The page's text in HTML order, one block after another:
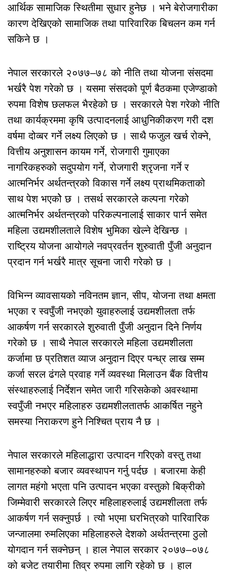
आर्थिक सामाजिक स्थितीमा सुधार हुनेछ । भने बेरोजगारीका
कारण देखिएको सामाजिक तथा पारिवारिक बिचलन कम गर्न
सकिने छ ।
नेपाल सरकारले २०७७–७८ को नीति तथा योजना संसदमा
भर्खरै पेश गरेको छ । यसमा संसदको पूर्ण बैठकमा एजेण्डाको
रुपमा विशेष छलफल भैरहेको छ । सरकारले पेश गरेको नीति
तथा कार्यक्रममा कृषि उत्पादनलाई आधुनिकीकरण गरी दश
वर्षमा दोव्बर गर्ने लक्ष्य लिएको छ । साथै फजुल खर्च रोक्ने,
वित्तीय अनुशासन कायम गर्ने, रोजगारी गुमाएका
नागरिकहरुको सदुपयोग गर्ने, रोजगारी श्रृजना गर्ने र
आत्मनिर्भर अर्थतन्त्रको विकास गर्ने लक्ष्य प्राथमिकताको
साथ पेश भएकोे छ । तसर्थ सरकारले कल्पना गरेको
आत्मनिर्भर अर्थतन्त्रको परिकल्पनालाई साकार पार्न समेत
महिला उद्यमशीलताले विशेष भुमिका खेल्ने देखिन्छ ।
राष्ट्रिय योजना आयोगले नवप्रवर्तन शुरुवाती पुँजी अनुदान
प्रदान गर्न भर्खरै मात्र सूचना जारी गरेको छ ।
विभिन्न व्यावसायको नविनतम ज्ञान, सीप, योजना तथा क्षमता
भएका र स्वपुँजी नभएको युवाहरुलाई उद्यमशीलता तर्फ
आकर्षण गर्न सरकारले शुरुवाती पुँजी अनुदान दिने निर्णय
गरेको छ । साथै नेपाल सरकारले महिला उद्यमशीलता
कर्जामा छ प्रतिशत व्याज अनुदान दिएर पन्ध्र लाख सम्म
कर्जा सरल ढंगले प्रवाह गर्ने व्यवस्था मिलाउन बैंक वित्तीय
संस्थाहरुलाई निर्देशन समेत जारी गरिसकेको अवस्थामा
स्वपुँजी नभएर महिलाहरु उद्यमशीलतातर्फ आकर्षित नहुने
समस्या निराकरण हुने निश्चित प्राय नै छ ।
नेपाल सरकारले महिलाद्धारा उत्पादन गरिएको वस्तु तथा
सामानहरुको बजार व्यवस्थापन गर्नु पर्दछ । बजारमा केही
लागत महंगो भएता पनि उत्पादन भएका वस्तुको बिक्रीको
जिम्मेवारी सरकारले लिएर महिलाहरुलाई उद्यमशीलता तर्फ
आकर्षण गर्न सक्नुपर्छ । त्यो भएमा घरभित्रको पारिवारिक
जन्जालमा रुमलिएका महिलाहरुले देशको अर्थतन्त्रमा ठुलो
योगदान गर्न सक्नेछन् । हाल नेपाल सरकार २०७७–०७८
को बजेट तयारीमा तिव्र रुपमा लागि रहेको छ । हाल